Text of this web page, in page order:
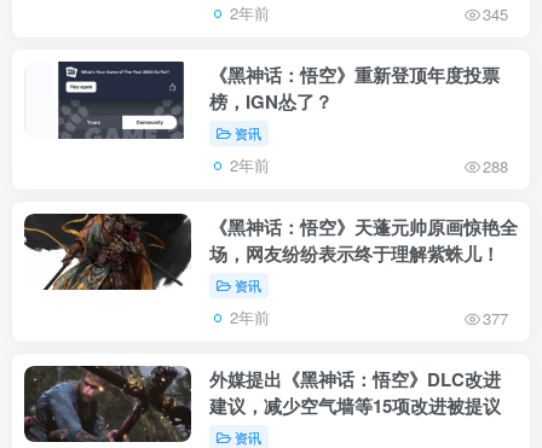
2年前 345
《黑神话：悟空》重新登顶年度投票
榜，IGN怂了？
资讯
2年前 288
《黑神话：悟空》天蓬元帅原画惊艳全
场，网友纷纷表示终于理解紫蛛儿！
资讯
2年前 377
外媒提出《黑神话：悟空》DLC改进
建议，减少空气墙等15项改进被提议
资讯